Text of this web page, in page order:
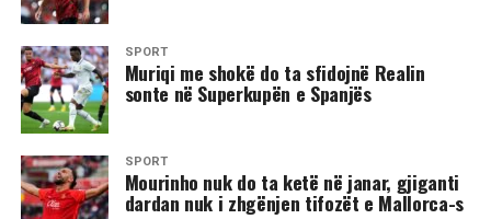
SPORT
Muriqi me shokë do ta sfidojnë Realin
sonte në Superkupën e Spanjës
SPORT
Mourinho nuk do ta ketë në janar, gjiganti
dardan nuk i zhgënjen tifozët e Mallorca-s